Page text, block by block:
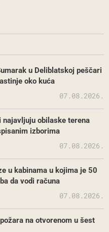
u Deliblatskoj peščari
oko kuća
07.08.2026.
najavljuju obilaske terena
izborima
07.08.2026.
u kabinama u kojima je 50
da vodi računa
07.08.2026.
na otvorenom u šest